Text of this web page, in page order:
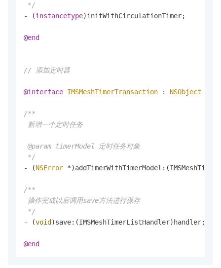
*/
- (instancetype)initWithCirculationTimer;
@end
// 添加定时器
@interface IMSMeshTimerTransaction : NSObject
/**
新增一个定时任务
@param timerModel 定时任务对象
*/
- (NSError
/**
操作完成以后调用save方法进行保存
*/
- (void )save:(IMSMeshTimerListHandler)handler;
@end